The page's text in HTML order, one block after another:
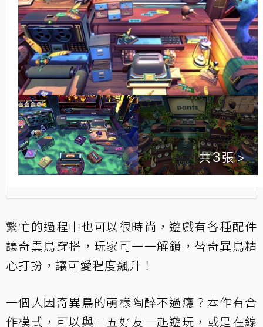
3
繁忙的過程中也可以很時尚，遊戲有各種配件
讓奇異鳥穿搭，玩家可一一解鎖，替奇異鳥精
心打扮，讓可愛程度飆升！
一個人因奇異鳥的萌樣陶醉不過癮？本作有合
作模式，可以與三五好友一起遊玩，或是在線